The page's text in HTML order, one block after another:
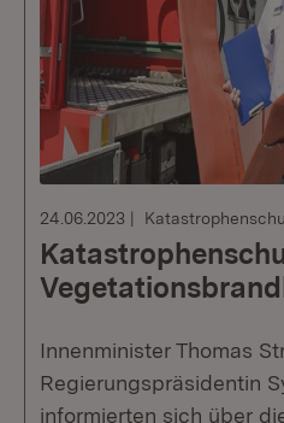
24.06.2023
Innenminister Thomas
Regierungspräsidentin
informierten sich über